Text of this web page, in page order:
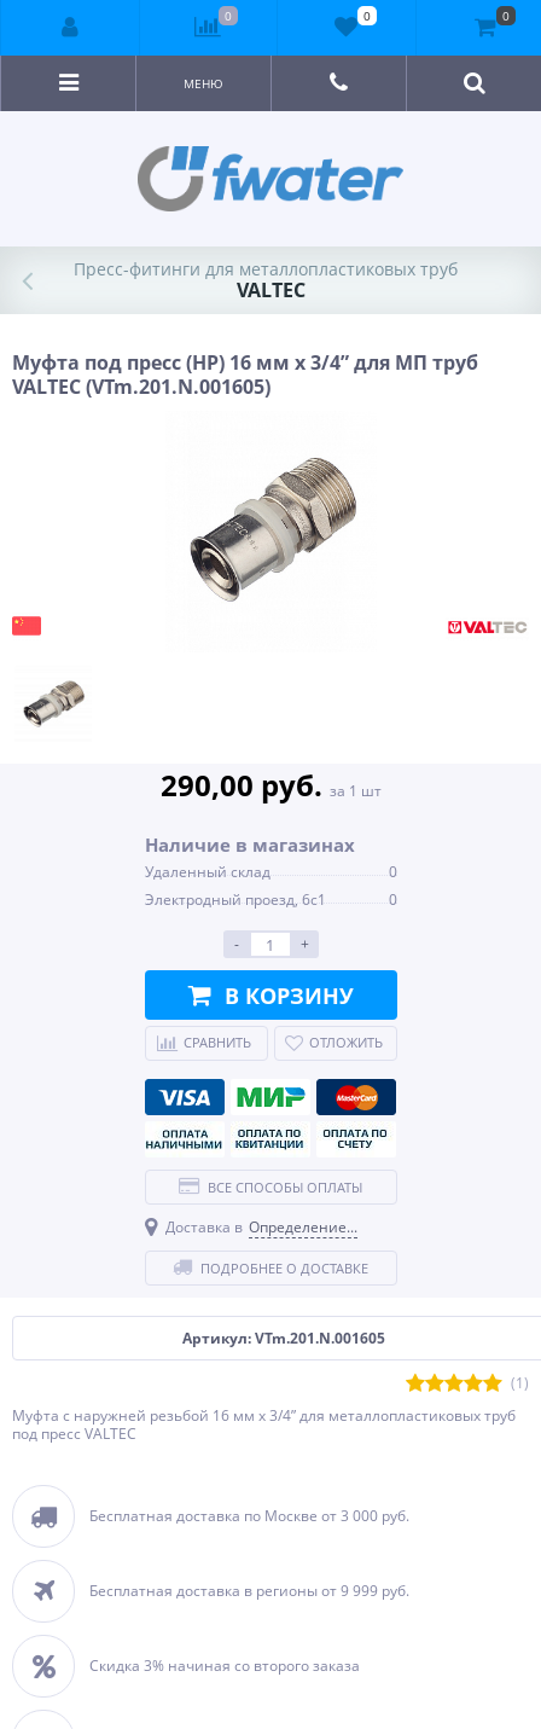
МЕНЮ
Пресс-фитинги для металлопластиковых труб
VALTEC
Муфта под пресс (НР) 16 мм х 3/4” для МП труб
VALTEC (VTm.201.N.001605)
Артикул: VTm.201.N.001605
(1)
Муфта с наружней резьбой 16 мм х 3/4” для металлопластиковых труб
под пресс VALTEC
Бесплатная доставка по Москве от 3 000 руб.
Бесплатная доставка в регионы от 9 999 руб.
Скидка 3% начиная со второго заказа
290,00 руб. за 1 шт
Наличие в магазинах
Удаленный склад
0
Электродный проезд, 6с1
0
- +
В КОРЗИНУ
СРАВНИТЬ ОТЛОЖИТЬ
ВСЕ СПОСОБЫ ОПЛАТЫ
Доставка в Определение...
ПОДРОБНЕЕ О ДОСТАВКЕ
0 0 0